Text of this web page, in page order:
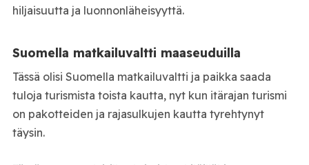
hiljaisuutta ja luonnonläheisyyttä.
Suomella matkailuvaltti maaseuduilla
Tässä olisi Suomella matkailuvaltti ja paikka saada
tuloja turismista toista kautta, nyt kun itärajan turismi
on pakotteiden ja rajasulkujen kautta tyrehtynyt
täysin.